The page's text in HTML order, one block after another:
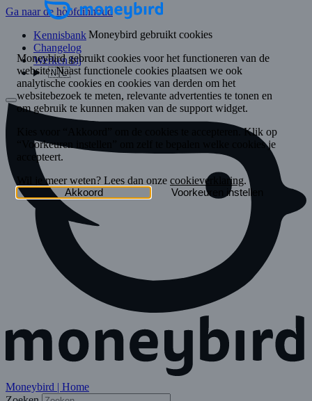
Ga naar de hoofdinhoud
Kennisbank
Changelog
Werken bij
🇳🇱
Moneybird | Home